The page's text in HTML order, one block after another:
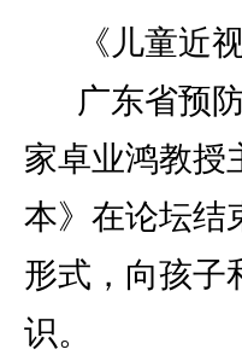
《儿童近
广东省预
家卓业鸿教授
本》在论坛结
形式，向孩子
识。